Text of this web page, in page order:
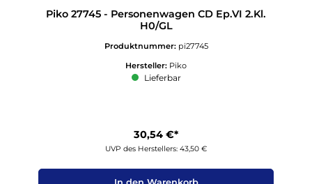
Piko 27745 - Personenwagen CD Ep.VI 2.Kl.
H0/GL
Produktnummer: pi27745
Hersteller: Piko
Lieferbar
30,54 €*
UVP des Herstellers: 43,50 €